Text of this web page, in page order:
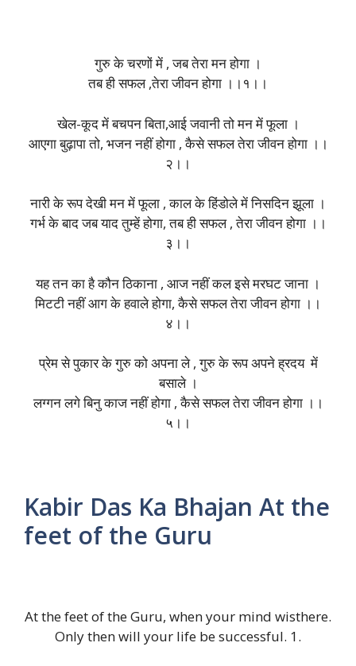
गुरु के चरणों में , जब तेरा मन होगा ।
तब ही सफल ,तेरा जीवन होगा ।।१।।
खेल-कूद में बचपन बिता,आई जवानी तो मन में फूला ।
आएगा बुढ़ापा तो, भजन नहीं होगा , कैसे सफल तेरा जीवन होगा ।।
२।।
नारी के रूप देखी मन में फूला , काल के हिंडोले में निसदिन झूला ।
गर्भ के बाद जब याद तुम्हें होगा, तब ही सफल , तेरा जीवन होगा ।।
३।।
यह तन का है कौन ठिकाना , आज नहीं कल इसे मरघट जाना ।
मिटटी नहीं आग के हवाले होगा, कैसे सफल तेरा जीवन होगा ।।
४।।
प्रेम से पुकार के गुरु को अपना ले , गुरु के रूप अपने ह्रदय में
बसाले ।
लग्गन लगे बिनु काज नहीं होगा , कैसे सफल तेरा जीवन होगा ।।
५।।
Kabir Das Ka Bhajan At the
feet of the Guru
At the feet of the Guru, when your mind wisthere.
Only then will your life be successful. 1.